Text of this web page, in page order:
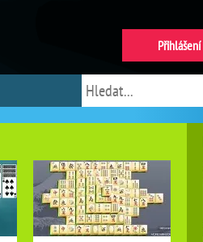
Přihlášení